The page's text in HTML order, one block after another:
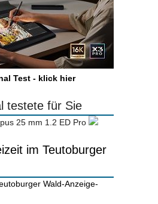
Test - klick hier
testete für Sie
25 mm 1.2 ED Pro
im Teutoburger
-Anzeige-